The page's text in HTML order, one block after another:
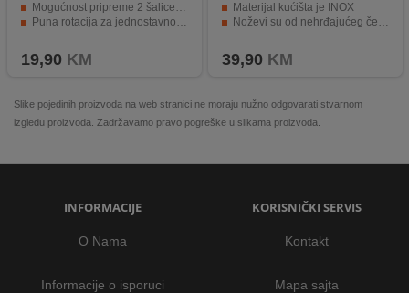
Mogućnost pripreme 2 šalice kave.
Puna rotacija za jednostavno rukovanje.
19,90 KM
Materijal kućišta je INOX
Noževi su od nehrđajućeg čelika
39,90 KM
Slike pojedinih proizvoda na web stranici ne moraju nužno odgovarati stvarnom
izgledu proizvoda. Zadržavamo pravo pogreške u slikama proizvoda.
INFORMACIJE
O Nama
Informacije o isporuci
KORISNIČKI SERVIS
Kontakt
Mapa sajta